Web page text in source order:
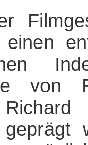
einen
von
geprägt